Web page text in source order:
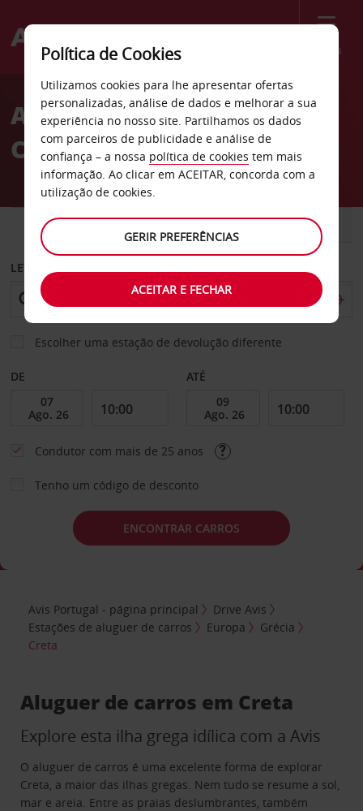
Menu
Welcome
AvisAluguer de carros em
Creta
CARRO COMERCIAIS
LEVANTAR EM
Escolher uma estação de devolução diferente
DE ATÉ
Condutor com mais de 25 anos
Tenho um código de desconto
ENCONTRAR CARROS
Avis Portugal - página principal
Drive Avis
Estações de aluguer de carros
Europa
Grécia
Creta
Aluguer de carros em Creta
Explore esta ilha grega idílica com a Avis
O aluguer de carros é uma excelente forma de explorar
Creta, a maior das ilhas gregas. Nem tudo se resume a sol,
mar e areia. Entre as praias deslumbrantes, também
Política de Cookies
Utilizamos cookies para lhe apresentar ofertas
personalizadas, análise de dados e melhorar a sua
experiência no nosso site. Partilhamos os dados
com parceiros de publicidade e análise de
confiança – a nossa política de cookies tem mais
informação. Ao clicar em ACEITAR, concorda com a
utilização de cookies.
GERIR PREFERÊNCIAS
ACEITAR E FECHAR